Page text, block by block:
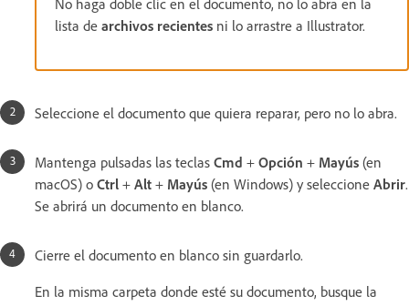
lista de archivos recientes ni lo arrastre a Illustrator.
Seleccione el documento que quiera reparar, pero no lo abra.
Mantenga pulsadas las teclas Cmd + Opción + Mayús (en
macOS) o Ctrl + Alt + Mayús (en Windows) y seleccione Abrir.
Se abrirá un documento en blanco.
Cierre el documento en blanco sin guardarlo.
En la misma carpeta donde esté su documento, busque la